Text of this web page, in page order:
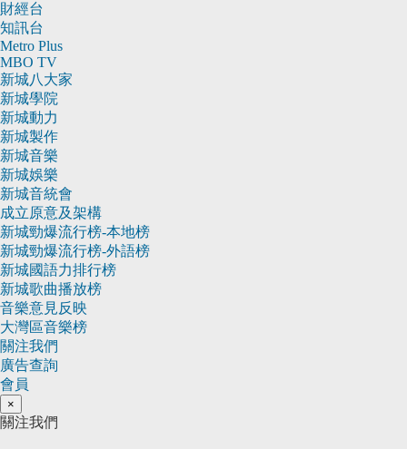
財經台
知訊台
Metro Plus
MBO TV
新城八大家
新城學院
新城動力
新城製作
新城音樂
新城娛樂
新城音統會
成立原意及架構
新城勁爆流行榜-本地榜
新城勁爆流行榜-外語榜
新城國語力排行榜
新城歌曲播放榜
音樂意見反映
大灣區音樂榜
關注我們
廣告查詢
會員
×
關注我們